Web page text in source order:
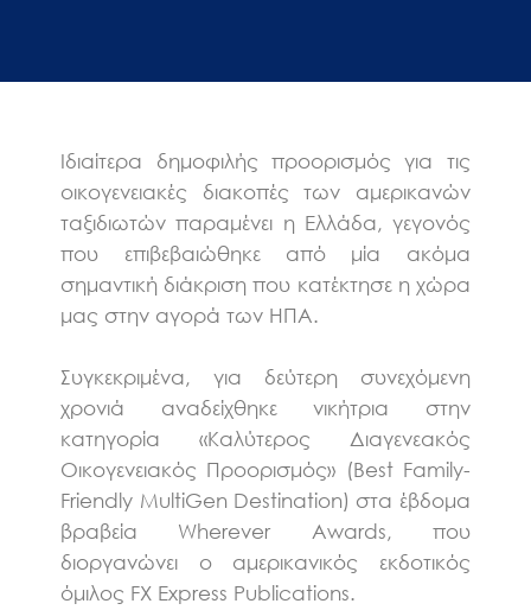
Ιδιαίτερα δημοφιλής προορισμός για τις
οικογενειακές διακοπές των αμερικανών
ταξιδιωτών παραμένει η Ελλάδα, γεγονός
που επιβεβαιώθηκε από μία ακόμα
σημαντική διάκριση που κατέκτησε η χώρα
μας στην αγορά των ΗΠΑ.
Συγκεκριμένα, για δεύτερη συνεχόμενη
χρονιά αναδείχθηκε νικήτρια στην
κατηγορία «Καλύτερος Διαγενεακός
Οικογενειακός Προορισμός» (Best Family-
Friendly MultiGen Destination) στα έβδομα
βραβεία Wherever Awards, που
διοργανώνει ο αμερικανικός εκδοτικός
όμιλος FX Express Publications.